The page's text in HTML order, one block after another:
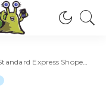
Shopee dari China dan Luar Negeri